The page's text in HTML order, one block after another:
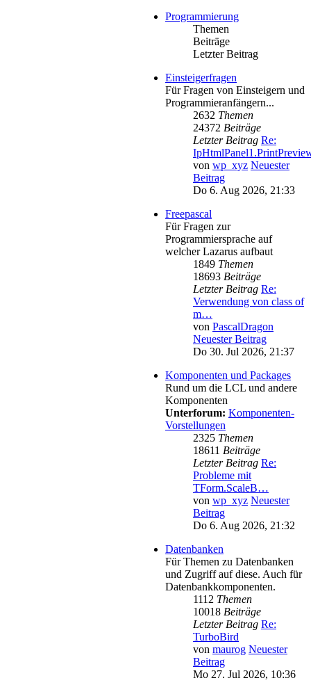
Programmierung
Themen
Beiträge
Letzter Beitrag
Einsteigerfragen
Für Fragen von Einsteigern und
Programmieranfängern...
2632 Themen
24372 Beiträge
Letzter Beitrag Re:
von wp_xyz Neuester
Beitrag
Do 6. Aug 2026, 21:33
Freepascal
Für Fragen zur
Programmiersprache auf
welcher Lazarus aufbaut
1849 Themen
18693 Beiträge
Letzter Beitrag Re:
Verwendung von class of
m…
von PascalDragon
Neuester Beitrag
Do 30. Jul 2026, 21:37
Komponenten und Packages
Rund um die LCL und andere
Komponenten
Unterforum: Komponenten-
Vorstellungen
2325 Themen
18611 Beiträge
Letzter Beitrag Re:
Probleme mit
TForm.ScaleB…
von wp_xyz Neuester
Beitrag
Do 6. Aug 2026, 21:32
Datenbanken
Für Themen zu Datenbanken
und Zugriff auf diese. Auch für
Datenbankkomponenten.
1112 Themen
10018 Beiträge
Letzter Beitrag Re:
TurboBird
von maurog Neuester
Beitrag
Mo 27. Jul 2026, 10:36